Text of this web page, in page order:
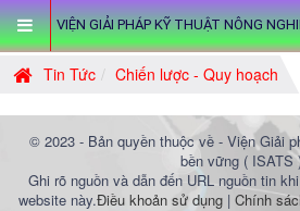
VIỆN GIẢI PHÁP KỸ THUẬT NÔNG
Tin Tức Chiến lược - Quy hoạch
© 2023 - Bản quyền thuộc về - Viện Giải
bền vững ( ISATS
Ghi rõ nguồn và dẫn đến URL nguồn tin
website này.Điều khoản sử dụng | Chính